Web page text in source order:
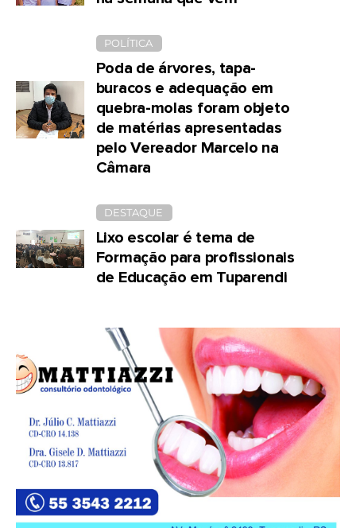
POLÍTICA
Poda de árvores, tapa-
buracos e adequação em
quebra-molas foram objeto
de matérias apresentadas
pelo Vereador Marcelo na
Câmara
DESTAQUE
Lixo escolar é tema de
Formação para profissionais
de Educação em Tuparendi